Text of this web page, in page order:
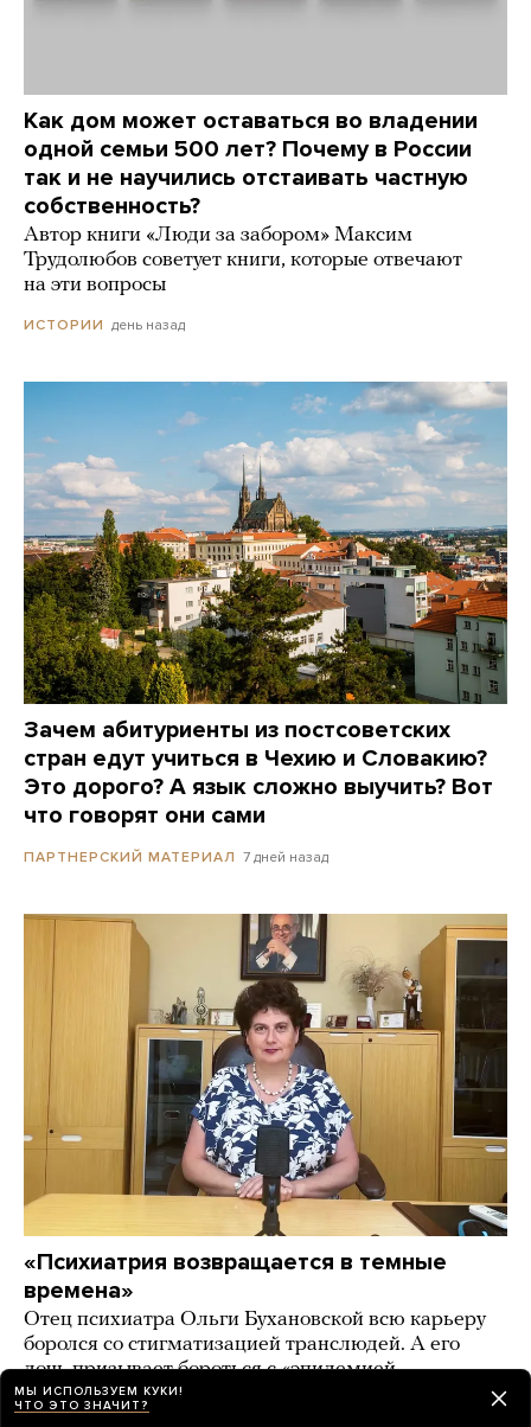
Как дом может оставаться во владении
одной семьи 500 лет? Почему в России
так и не научились отстаивать частную
собственность?
Автор книги «Люди за забором» Максим
Трудолюбов советует книги, которые отвечают
на эти вопросы
ИСТОРИИ день назад
Зачем абитуриенты из постсоветских
стран едут учиться в Чехию и Словакию?
Это дорого? А язык сложно выучить? Вот
что говорят они сами
ПАРТНЕРСКИЙ МАТЕРИАЛ 7 дней назад
«Психиатрия возвращается в темные
времена»
Отец психиатра Ольги Бухановской всю карьеру
боролся со стигматизацией транслюдей. А его
дочь призывает бороться с «эпидемией
трансгендерности» в России
МЫ ИСПОЛЬЗУЕМ КУКИ!
ЧТО ЭТО ЗНАЧИТ?